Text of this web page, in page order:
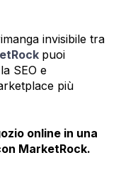
invisibile tra
puoi
SEO e
più
online in una
MarketRock.